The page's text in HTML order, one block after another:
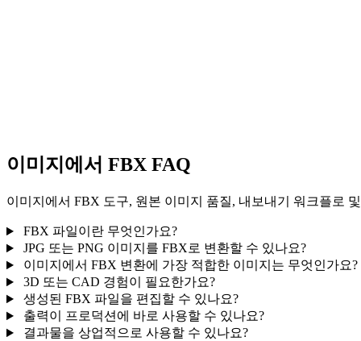
이미지에서 FBX FAQ
이미지에서 FBX 도구, 원본 이미지 품질, 내보내기 워크플로
FBX 파일이란 무엇인가요?
JPG 또는 PNG 이미지를 FBX로 변환할 수 있나요?
이미지에서 FBX 변환에 가장 적합한 이미지는 무엇인가요?
3D 또는 CAD 경험이 필요한가요?
생성된 FBX 파일을 편집할 수 있나요?
출력이 프로덕션에 바로 사용할 수 있나요?
결과물을 상업적으로 사용할 수 있나요?